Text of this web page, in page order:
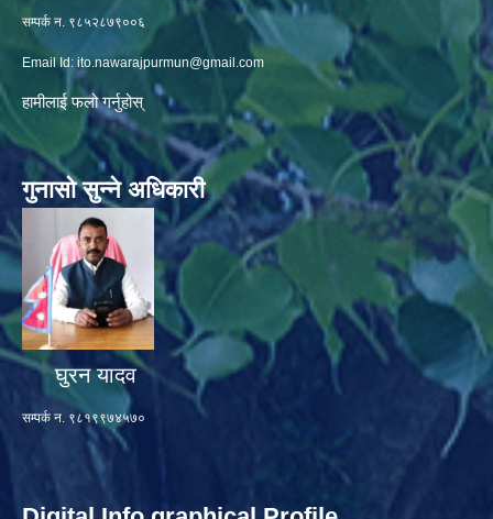
सम्पर्क न. ९८५२८७९००६
Email Id: ito.nawarajpurmun@gmail.com
हामीलाई फलो गर्नुहोस्
गुनासो सुन्ने अधिकारी
घुरन यादव
सम्पर्क न. ९८१९९७४५७०